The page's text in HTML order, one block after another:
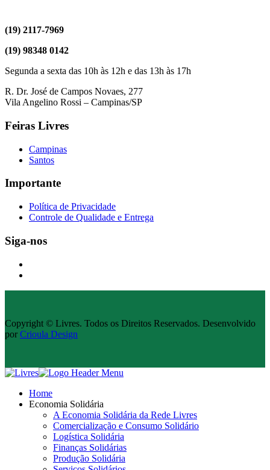
(19) 2117-7969
(19) 98348 0142
Segunda a sexta das 10h às 12h e das 13h às 17h
R. Dr. José de Campos Novaes, 277
Vila Angelino Rossi – Campinas/SP
Feiras Livres
Campinas
Santos
Importante
Política de Privacidade
Controle de Qualidade e Entrega
Siga-nos
Copyright © Livres. Todos os Direitos Reservados. Desenvolvido
por Crioula Design
Home
Economia Solidária
A Economia Solidária da Rede Livres
Comercialização e Consumo Solidário
Logística Solidária
Finanças Solidárias
Produção Solidária